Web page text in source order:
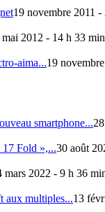
19 novembre 2011
mai 2012 - 14 h 33 min
aima...19
smartphone...
Fold »,...30 août
mars 2022 - 9 h 36
aux multiples...13